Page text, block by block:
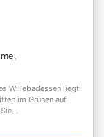
Willebadessen liegt
im Grünen auf